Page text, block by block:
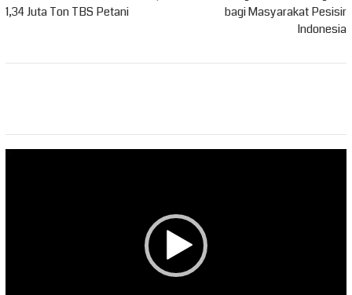
1,34 Juta Ton TBS Petani
bagi Masyarakat Pesisir
Indonesia